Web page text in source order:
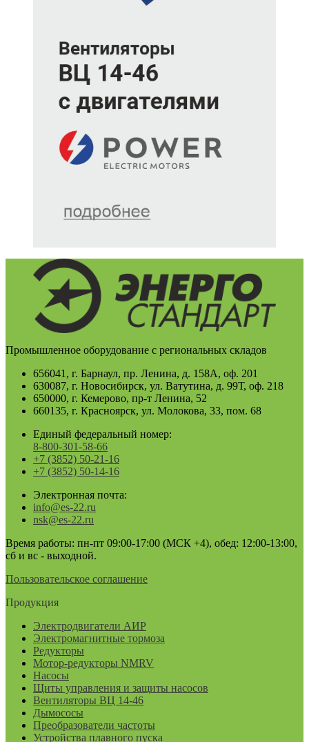
Промышленное оборудование с региональных складов
656041, г. Барнаул, пр. Ленина, д. 158А, оф. 201
630087, г. Новосибирск, ул. Ватутина, д. 99Т, оф. 218
650000, г. Кемерово, пр-т Ленина, 52
660135, г. Красноярск, ул. Молокова, 33, пом. 68
Единый федеральный номер:
8-800-301-58-66
+7 (3852) 50-21-16
+7 (3852) 50-14-16
Электронная почта:
info@es-22.ru
nsk@es-22.ru
Время работы: пн-пт 09:00-17:00 (МСК +4), обед: 12:00-13:00,
сб и вс - выходной.
Пользовательское соглашение
Продукция
Электродвигатели АИР
Электромагнитные тормоза
Редукторы
Мотор-редукторы NMRV
Насосы
Щиты управления и защиты насосов
Вентиляторы ВЦ 14-46
Дымососы
Преобразователи частоты
Устройства плавного пуска